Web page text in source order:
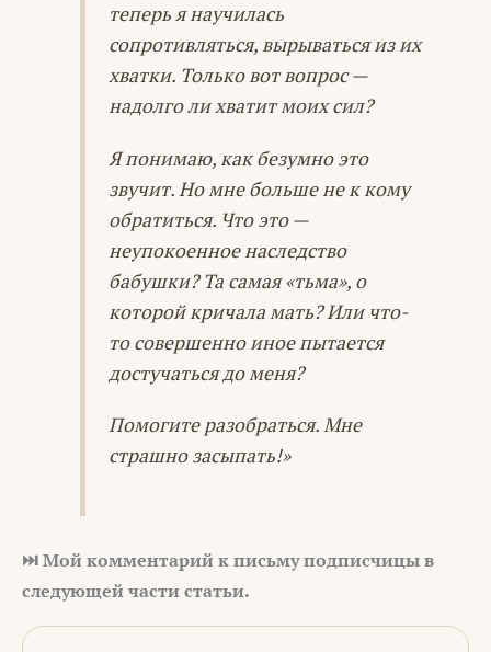
теперь я научилась
сопротивляться, вырываться из их
хватки. Только вот вопрос —
надолго ли хватит моих сил?
Я понимаю, как безумно это
звучит. Но мне больше не к кому
обратиться. Что это —
неупокоенное наследство
бабушки? Та самая «тьма», о
которой кричала мать? Или что-
то совершенно иное пытается
достучаться до меня?
Помогите разобраться. Мне
страшно засыпать!»
⏭️ Мой комментарий к письму подписчицы в
следующей части статьи.